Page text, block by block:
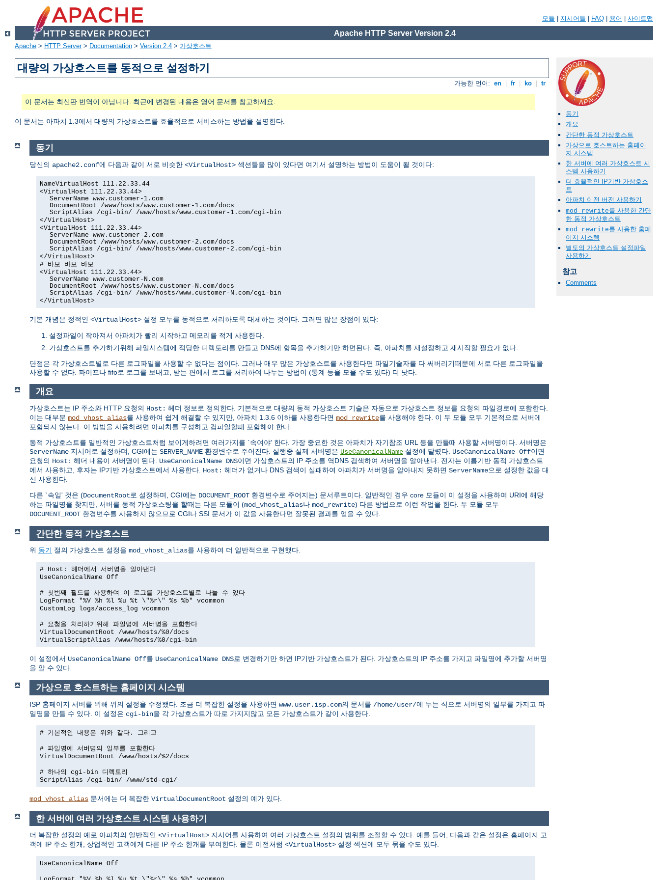
모듈 지시어들 FAQ 용어 사이트맵
Apache HTTP Server Version 2.4
Apache > HTTP Server> Documentation > Version 2.4 > 가상호스트
대량의 가상호스트를 동적으로 설정하기
가능한 언어: en fr ko tr
이 문서는 최신판 번역이 아닙니다. 최근에 변경된 내용은 영어 문서를 참고하세요.
이 문서는 아파치 1.3에서 대량의 가상호스트를 효율적으로 서비스하는 방법을 설명한다.
동기
개요
간단한 동적 가상호스트
가상으로 호스트하는 홈페이
지 시스템
한 서버에 여러 가상호스트 시
스템 사용하기
더 효율적인 IP기반 가상호스
트
아파치 이전 버전 사용하기
mod_rewrite를 사용한 간단
한 동적 가상호스트
mod_rewrite를 사용한 홈페
이지 시스템
별도의 가상호스트 설정파일
사용하기
참고
Comments
동기
당신의 apache2.conf에 다음과 같이 서로 비슷한 <VirtualHost> 섹션들을 많이 있다면 여기서 설명하는 방법이 도움이 될 것이다:
NameVirtualHost 111.22.33.44
<VirtualHost 111.22.33.44>
ServerName www.customer-1.com
DocumentRoot /www/hosts/www.customer-1.com/docs
ScriptAlias /cgi-bin/ /www/hosts/www.customer-1.com/cgi-bin
</VirtualHost>
<VirtualHost 111.22.33.44>
ServerName www.customer-2.com
DocumentRoot /www/hosts/www.customer-2.com/docs
ScriptAlias /cgi-bin/ /www/hosts/www.customer-2.com/cgi-bin
</VirtualHost>
# 바보 바보 바보
<VirtualHost 111.22.33.44>
ServerName www.customer-N.com
DocumentRoot /www/hosts/www.customer-N.com/docs
ScriptAlias /cgi-bin/ /www/hosts/www.customer-N.com/cgi-bin
</VirtualHost>
기본 개념은 정적인 <VirtualHost> 설정 모두를 동적으로 처리하도록 대체하는 것이다. 그러면 많은 장점이 있다:
설정파일이 작아져서 아파치가 빨리 시작하고 메모리를 적게 사용한다.
가상호스트를 추가하기위해 파일시스템에 적당한 디렉토리를 만들고 DNS에 항목을 추가하기만 하면된다. 즉, 아파치를 재설정하고 재시작할 필요가 없다.
단점은 각 가상호스트별로 다른 로그파일을 사용할 수 없다는 점이다. 그러나 매우 많은 가상호스트를 사용한다면 파일기술자를 다 써버리기때문에 서로 다른 로그파일을
사용할 수 없다. 파이프나 fifo로 로그를 보내고, 받는 편에서 로그를 처리하여 나누는 방법이 (통계 등을 모을 수도 있다) 더 낫다.
개요
가상호스트는 IP 주소와 HTTP 요청의 Host: 헤더 정보로 정의한다. 기본적으로 대량의 동적 가상호스트 기술은 자동으로 가상호스트 정보를 요청의 파일경로에 포함한다.
이는 대부분 mod_vhost_alias를 사용하여 쉽게 해결할 수 있지만, 아파치 1.3.6 이하를 사용한다면 mod_rewrite를 사용해야 한다. 이 두 모듈 모두 기본적으로 서버에
포함되지 않는다. 이 방법을 사용하려면 아파치를 구성하고 컴파일할때 포함해야 한다.
동적 가상호스트를 일반적인 가상호스트처럼 보이게하려면 여러가지를 `속여야' 한다. 가장 중요한 것은 아파치가 자기참조 URL 등을 만들때 사용할 서버명이다. 서버명은
ServerName 지시어로 설정하며, CGI에는 SERVER_NAME 환경변수로 주어진다. 실행중 실제 서버명은 UseCanonicalName 설정에 달렸다. UseCanonicalName Off이면
요청의 Host: 헤더 내용이 서버명이 된다. UseCanonicalName DNS이면 가상호스트의 IP 주소를 역DNS 검색하여 서버명을 알아낸다. 전자는 이름기반 동적 가상호스트
에서 사용하고, 후자는 IP기반 가상호스트에서 사용한다. Host: 헤더가 없거나 DNS 검색이 실패하여 아파치가 서버명을 알아내지 못하면 ServerName으로 설정한 값을 대
신 사용한다.
다른 `속일' 것은 (DocumentRoot로 설정하며, CGI에는 DOCUMENT_ROOT 환경변수로 주어지는) 문서루트이다. 일반적인 경우 core 모듈이 이 설정을 사용하여 URI에 해당
하는 파일명을 찾지만, 서버를 동적 가상호스팅을 할때는 다른 모듈이 (mod_vhost_alias나 mod_rewrite) 다른 방법으로 이런 작업을 한다. 두 모듈 모두
DOCUMENT_ROOT 환경변수를 사용하지 않으므로 CGI나 SSI 문서가 이 값을 사용한다면 잘못된 결과를 얻을 수 있다.
간단한 동적 가상호스트
위 동기 절의 가상호스트 설정을 mod_vhost_alias를 사용하여 더 일반적으로 구현했다.
# Host: 헤더에서 서버명을 알아낸다
UseCanonicalName Off
# 첫번째 필드를 사용하여 이 로그를 가상호스트별로 나눌 수 있다
LogFormat "%V %h %l %u %t \"%r\" %s %b" vcommon
CustomLog logs/access_log vcommon
# 요청을 처리하기위해 파일명에 서버명을 포함한다
VirtualDocumentRoot /www/hosts/%0/docs
VirtualScriptAlias /www/hosts/%0/cgi-bin
이 설정에서 UseCanonicalName Off를 UseCanonicalName DNS로 변경하기만 하면 IP기반 가상호스트가 된다. 가상호스트의 IP 주소를 가지고 파일명에 추가할 서버명
을 알 수 있다.
가상으로 호스트하는 홈페이지 시스템
ISP 홈페이지 서버를 위해 위의 설정을 수정했다. 조금 더 복잡한 설정을 사용하면 www.user.isp.com의 문서를 /home/user/에 두는 식으로 서버명의 일부를 가지고 파
일명을 만들 수 있다. 이 설정은 cgi-bin을 각 가상호스트가 따로 가지지않고 모든 가상호스트가 같이 사용한다.
# 기본적인 내용은 위와 같다. 그리고
# 파일명에 서버명의 일부를 포함한다
VirtualDocumentRoot /www/hosts/%2/docs
# 하나의 cgi-bin 디렉토리
ScriptAlias /cgi-bin/ /www/std-cgi/
mod_vhost_alias 문서에는 더 복잡한 VirtualDocumentRoot 설정의 예가 있다.
한 서버에 여러 가상호스트 시스템 사용하기
더 복잡한 설정의 예로 아파치의 일반적인 <VirtualHost> 지시어를 사용하여 여러 가상호스트 설정의 범위를 조절할 수 있다. 예를 들어, 다음과 같은 설정은 홈페이지 고
객에 IP 주소 한개, 상업적인 고객에게 다른 IP 주소 한개를 부여한다. 물론 이전처럼 <VirtualHost> 설정 섹션에 모두 묶을 수도 있다.
UseCanonicalName Off